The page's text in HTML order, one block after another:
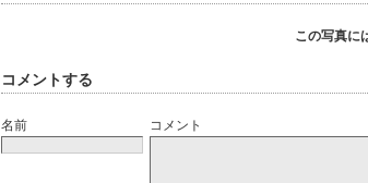
この写真に
コメントする
名前 コメント